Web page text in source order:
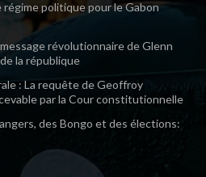
politique pour le Gabon
révolutionnaire de Glenn
la république
: La requête de Geoffroy
par la Cour constitutionnelle
des Bongo et des élections: